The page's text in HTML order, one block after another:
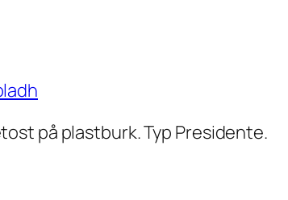
på plastburk. Typ Presidente.